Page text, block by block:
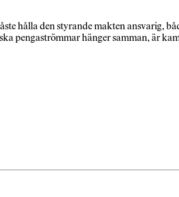
hålla den styrande makten ansvarig,
pengaströmmar hänger samman, är